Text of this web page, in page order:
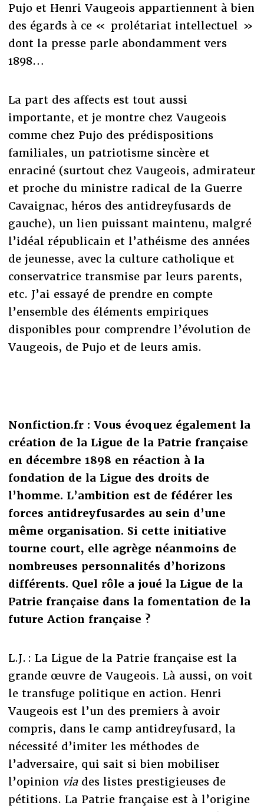
Pujo et Henri Vaugeois appartiennent à bien
des égards à ce « prolétariat intellectuel »
dont la presse parle abondamment vers
1898…
La part des affects est tout aussi
importante, et je montre chez Vaugeois
comme chez Pujo des prédispositions
familiales, un patriotisme sincère et
enraciné (surtout chez Vaugeois, admirateur
et proche du ministre radical de la Guerre
Cavaignac, héros des antidreyfusards de
gauche), un lien puissant maintenu, malgré
l’idéal républicain et l’athéisme des années
de jeunesse, avec la culture catholique et
conservatrice transmise par leurs parents,
etc. J’ai essayé de prendre en compte
l’ensemble des éléments empiriques
disponibles pour comprendre l’évolution de
Vaugeois, de Pujo et de leurs amis.
Nonfiction.fr : Vous évoquez également la
création de la Ligue de la Patrie française
en décembre 1898 en réaction à la
fondation de la Ligue des droits de
l’homme. L’ambition est de fédérer les
forces antidreyfusardes au sein d’une
même organisation. Si cette initiative
tourne court, elle agrège néanmoins de
nombreuses personnalités d’horizons
différents. Quel rôle a joué la Ligue de la
Patrie française dans la fomentation de la
future Action française ?
L.J. : La Ligue de la Patrie française est la
grande œuvre de Vaugeois. Là aussi, on voit
le transfuge politique en action. Henri
Vaugeois est l’un des premiers à avoir
compris, dans le camp antidreyfusard, la
nécessité d’imiter les méthodes de
l’adversaire, qui sait si bien mobiliser
l’opinion viades listes prestigieuses de
pétitions. La Patrie française est à l’origine